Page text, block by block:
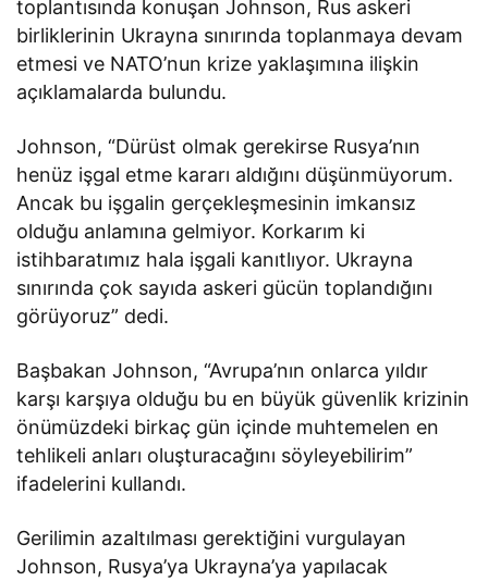
toplantısında konuşan Johnson, Rus askeri
birliklerinin Ukrayna sınırında toplanmaya devam
etmesi ve NATO’nun krize yaklaşımına ilişkin
açıklamalarda bulundu.
Johnson, “Dürüst olmak gerekirse Rusya’nın
henüz işgal etme kararı aldığını düşünmüyorum.
Ancak bu işgalin gerçekleşmesinin imkansız
olduğu anlamına gelmiyor. Korkarım ki
istihbaratımız hala işgali kanıtlıyor. Ukrayna
sınırında çok sayıda askeri gücün toplandığını
görüyoruz” dedi.
Başbakan Johnson, “Avrupa’nın onlarca yıldır
karşı karşıya olduğu bu en büyük güvenlik krizinin
önümüzdeki birkaç gün içinde muhtemelen en
tehlikeli anları oluşturacağını söyleyebilirim”
ifadelerini kullandı.
Gerilimin azaltılması gerektiğini vurgulayan
Johnson, Rusya’ya Ukrayna’ya yapılacak